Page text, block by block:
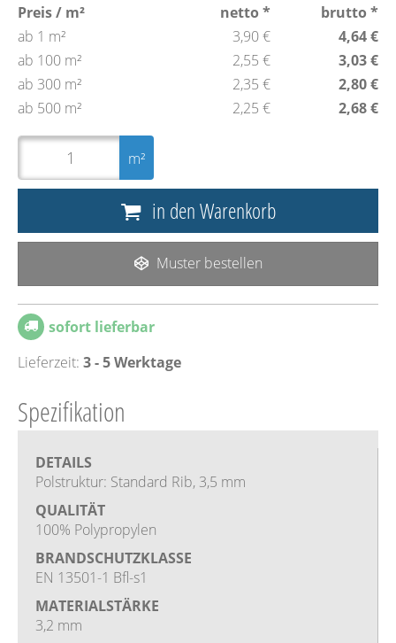
Preis / m² netto *
brutto *
ab 1 m²
3,90 €
4,64 €
ab 100 m²
2,55 €
3,03 €
ab 300 m²
2,35 €
2,80 €
ab 500 m²
2,25 € 2,68 €
m²
in den Warenkorb
Muster bestellen
sofort lieferbar
Lieferzeit: 3 - 5 Werktage
Spezifikation
DETAILS
Polstruktur: Standard Rib, 3,5 mm
QUALITÄT
100% Polypropylen
BRANDSCHUTZKLASSE
EN 13501-1 Bfl-s1
MATERIALSTÄRKE
3,2 mm